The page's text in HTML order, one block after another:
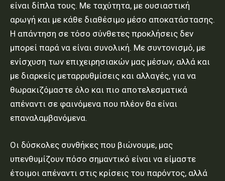
είναι δίπλα τους. Με ταχύτητα, με ουσιαστική
αρωγή και με κάθε διαθέσιμο μέσο αποκατάστασης.
Η απάντηση σε τόσο σύνθετες προκλήσεις δεν
μπορεί παρά να είναι συνολική. Με συντονισμό, με
ενίσχυση των επιχειρησιακών μας μέσων, αλλά και
με διαρκείς μεταρρυθμίσεις και αλλαγές, για να
θωρακιζόμαστε όλο και πιο αποτελεσματικά
απέναντι σε φαινόμενα που πλέον θα είναι
επαναλαμβανόμενα.
Οι δύσκολες συνθήκες που βιώνουμε, μας
υπενθυμίζουν πόσο σημαντικό είναι να είμαστε
έτοιμοι απέναντι στις κρίσεις του παρόντος, αλλά